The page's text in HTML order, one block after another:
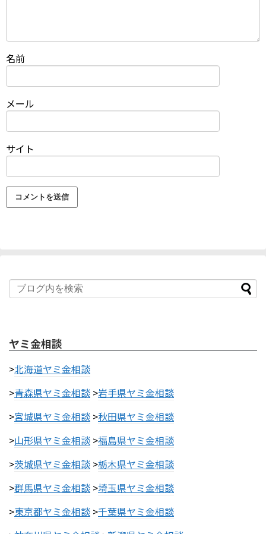
名前
メール
サイト
ヤミ金相談
>北海道ヤミ金相談
>青森県ヤミ金相談 >岩手県ヤミ金相談
>宮城県ヤミ金相談 >秋田県ヤミ金相談
>山形県ヤミ金相談 >福島県ヤミ金相談
>茨城県ヤミ金相談 >栃木県ヤミ金相談
>群馬県ヤミ金相談 >埼玉県ヤミ金相談
>東京都ヤミ金相談 >千葉県ヤミ金相談